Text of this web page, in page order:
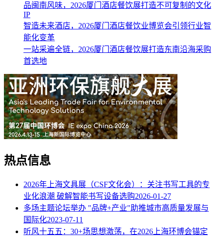
品闽南风味，2026厦门酒店餐饮展打造不可复制的文化
IP
智造未来酒店，2026厦门酒店餐饮业博览会引领行业智
能化变革
一站采遍全链，2026厦门酒店餐饮展打造东南沿海采购
首选地
热点信息
2026年上海文具展（CSF文化会）：关注书写工具的专
业化浪潮 破解智能书写设备选购2026-01-27
多场主题论坛举办 "品牌+产业"助推城市高质量发展与
国际化2023-07-11
听风十五五：30+场思想激荡，在2026上海环博会锚定